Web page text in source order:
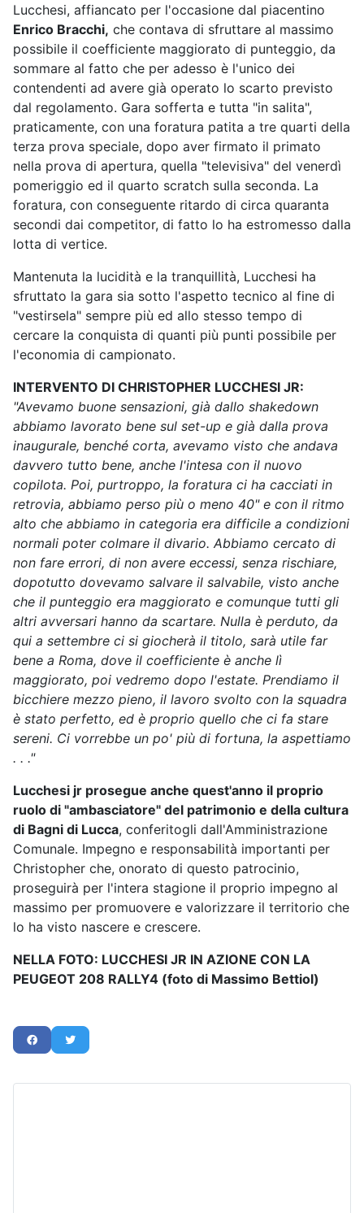
Lucchesi, affiancato per l'occasione dal piacentino
Enrico Bracchi, che contava di sfruttare al massimo
possibile il coefficiente maggiorato di punteggio, da
sommare al fatto che per adesso è l'unico dei
contendenti ad avere già operato lo scarto previsto
dal regolamento. Gara sofferta e tutta "in salita",
praticamente, con una foratura patita a tre quarti della
terza prova speciale, dopo aver firmato il primato
nella prova di apertura, quella "televisiva" del venerdì
pomeriggio ed il quarto scratch sulla seconda. La
foratura, con conseguente ritardo di circa quaranta
secondi dai competitor, di fatto lo ha estromesso dalla
lotta di vertice.
Mantenuta la lucidità e la tranquillità, Lucchesi ha
sfruttato la gara sia sotto l'aspetto tecnico al fine di
"vestirsela" sempre più ed allo stesso tempo di
cercare la conquista di quanti più punti possibile per
l'economia di campionato.
INTERVENTO DI CHRISTOPHER LUCCHESI JR:
"Avevamo buone sensazioni, già dallo shakedown
abbiamo lavorato bene sul set-up e già dalla prova
inaugurale, benché corta, avevamo visto che andava
davvero tutto bene, anche l'intesa con il nuovo
copilota. Poi, purtroppo, la foratura ci ha cacciati in
retrovia, abbiamo perso più o meno 40" e con il ritmo
alto che abbiamo in categoria era difficile a condizioni
normali poter colmare il divario. Abbiamo cercato di
non fare errori, di non avere eccessi, senza rischiare,
dopotutto dovevamo salvare il salvabile, visto anche
che il punteggio era maggiorato e comunque tutti gli
altri avversari hanno da scartare. Nulla è perduto, da
qui a settembre ci si giocherà il titolo, sarà utile far
bene a Roma, dove il coefficiente è anche lì
maggiorato, poi vedremo dopo l'estate. Prendiamo il
bicchiere mezzo pieno, il lavoro svolto con la squadra
è stato perfetto, ed è proprio quello che ci fa stare
sereni. Ci vorrebbe un po' più di fortuna, la aspettiamo
. . ."
Lucchesi jr prosegue anche quest'anno il proprio
ruolo di "ambasciatore" del patrimonio e della cultura
di Bagni di Lucca, conferitogli dall'Amministrazione
Comunale. Impegno e responsabilità importanti per
Christopher che, onorato di questo patrocinio,
proseguirà per l'intera stagione il proprio impegno al
massimo per promuovere e valorizzare il territorio che
lo ha visto nascere e crescere.
NELLA FOTO: LUCCHESI JR IN AZIONE CON LA
PEUGEOT 208 RALLY4 (foto di Massimo Bettiol)